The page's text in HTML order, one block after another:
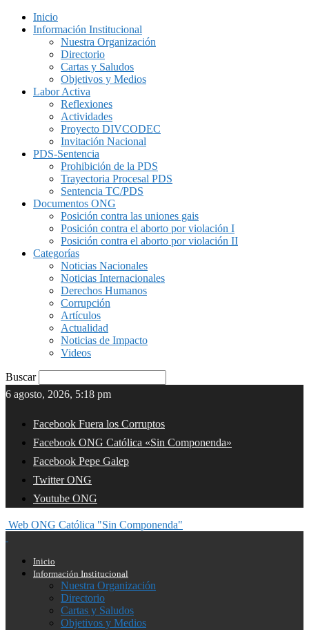
Inicio
Información Institucional
Nuestra Organización
Directorio
Cartas y Saludos
Objetivos y Medios
Labor Activa
Reflexiones
Actividades
Proyecto DIVCODEC
Invitación Nacional
PDS-Sentencia
Prohibición de la PDS
Trayectoria Procesal PDS
Sentencia TC/PDS
Documentos ONG
Posición contra las uniones gais
Posición contra el aborto por violación I
Posición contra el aborto por violación II
Categorías
Noticias Nacionales
Noticias Internacionales
Derechos Humanos
Corrupción
Artículos
Actualidad
Noticias de Impacto
Videos
Buscar
6 agosto, 2026, 5:18 pm
Facebook Fuera los Corruptos
Facebook ONG Católica «Sin Componenda»
Facebook Pepe Galep
Twitter ONG
Youtube ONG
Web ONG Católica "Sin Componenda"
Inicio
Información Institucional
Nuestra Organización
Directorio
Cartas y Saludos
Objetivos y Medios